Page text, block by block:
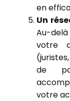
en
Un
Au-
votre
de
votre